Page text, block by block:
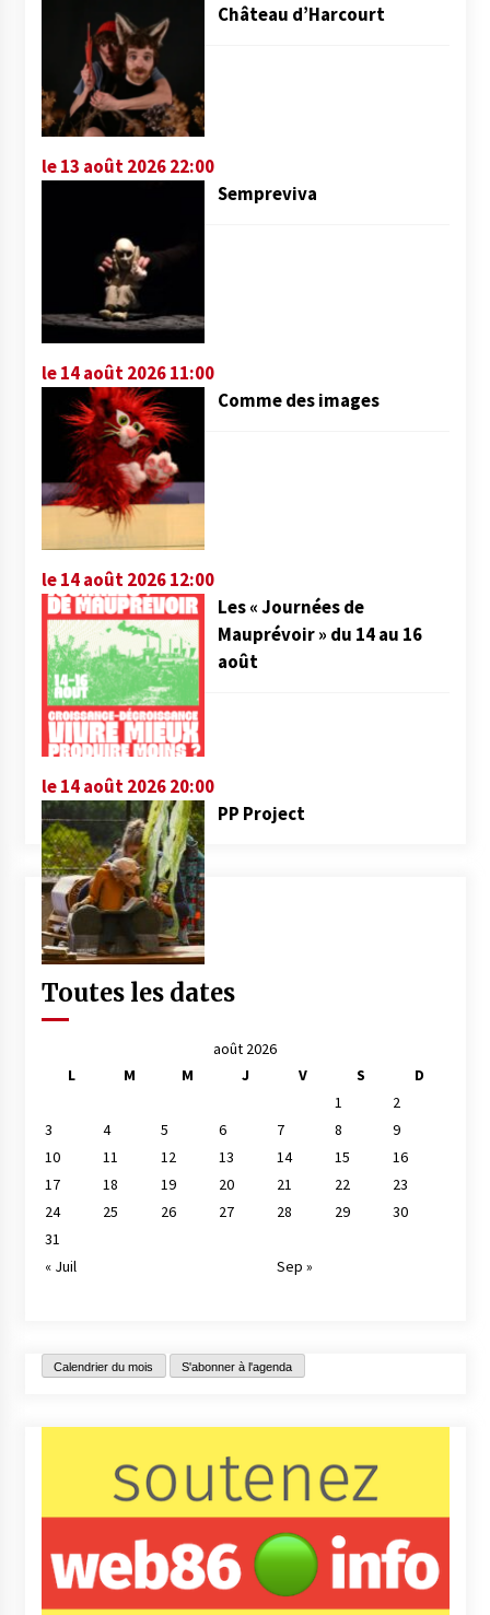
Château d’Harcourt
le 13 août 2026 22:00
Sempreviva
le 14 août 2026 11:00
Comme des images
le 14 août 2026 12:00
Les « Journées de
Mauprévoir » du 14 au 16
août
le 14 août 2026 20:00
PP Project
Toutes les dates
août 2026
L
M M J V S
D
1
2
3
4 5 6 7 8
9
10
11 12 13 14 15
16
17
18 19 20 21 22
23
24
25 26 27 28 29
30
31
« Juil
Sep »
Calendrier du mois S'abonner à l'agenda